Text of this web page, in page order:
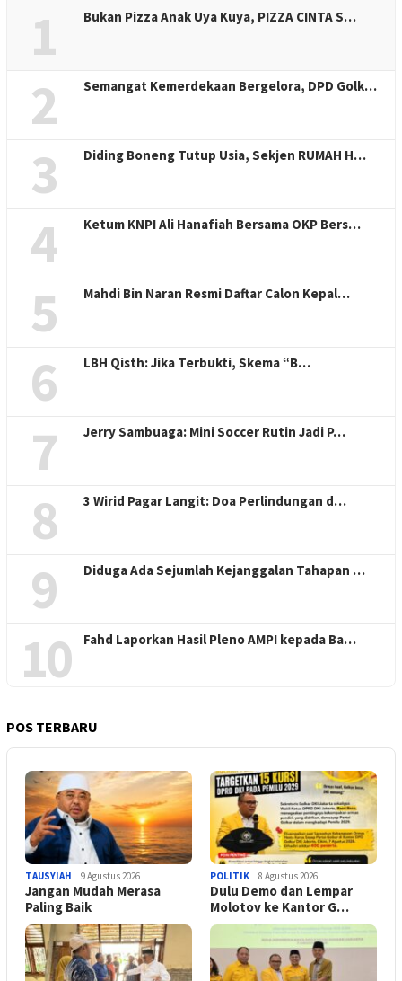
1 Bukan Pizza Anak Uya Kuya, PIZZA CINTA S…
2 Semangat Kemerdekaan Bergelora, DPD Golk…
3 Diding Boneng Tutup Usia, Sekjen RUMAH H…
4 Ketum KNPI Ali Hanafiah Bersama OKP Bers…
5 Mahdi Bin Naran Resmi Daftar Calon Kepal…
6 LBH Qisth: Jika Terbukti, Skema “B…
7 Jerry Sambuaga: Mini Soccer Rutin Jadi P…
8 3 Wirid Pagar Langit: Doa Perlindungan d…
9 Diduga Ada Sejumlah Kejanggalan Tahapan …
10 Fahd Laporkan Hasil Pleno AMPI kepada Ba…
POS TERBARU
TAUSYIAH 9 Agustus 2026
Jangan Mudah Merasa
Paling Baik
POLITIK 8 Agustus 2026
Dulu Demo dan Lempar
Molotov ke Kantor G…